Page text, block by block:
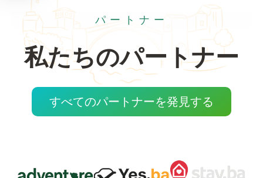
パートナー
私たちのパートナー
すべてのパートナーを発見する